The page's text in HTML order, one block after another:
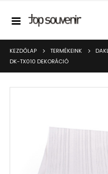
KEZDŐLAP TERMÉKEINK
DK-TX010 DEKORÁCIÓ